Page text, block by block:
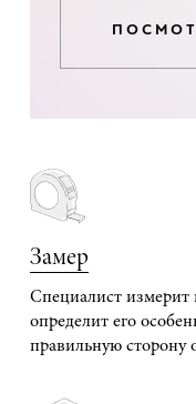
Замер
Специалист
определит его
правильную сторону